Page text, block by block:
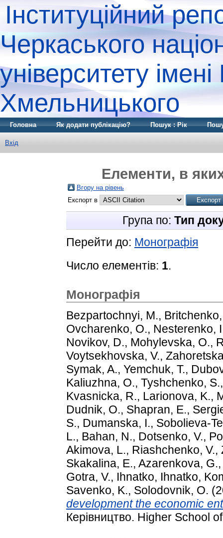
Інституційний
Черкаського
університету
Хмельницького
Головна Як додати публікацію? Пошук : Рік
Вхід
Елементи, в
Вгору на рівень
Експорт в
Група по: Тип
Перейти до: Монографія
Число елементів: 1.
Монографія
Bezpartochnyi, M.,
Ovcharenko, О., Nesterenko,
Novikov, D., Mohylevska, O.,
Voytsekhovska, V.,
Symak, A., Yemchuk, T.,
Kaliuzhna, O., Tyshchenko, S.
Kvasnicka, R., Larionova, K.,
Dudnik, O., Shapran, E.,
S., Dumanska, I., Sobolieva-
L., Bahan, N., Dotsenko, V.,
Akіmova, L., Riashchenko, V.,
Skakalina, E., Azarenkova, G.
Gotra, V., Ihnatko, Ihnatko,
Savenko, K., Solodovnik, O.
development the economic
Керівництво. Higher School